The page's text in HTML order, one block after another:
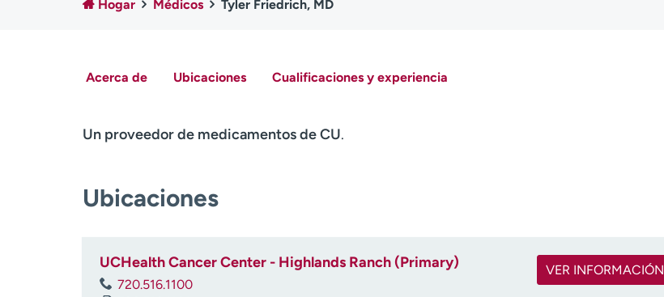
Hogar Médicos Tyler Friedrich, MD
Acerca de Ubicaciones Cualificaciones y experiencia
Un proveedor de medicamentos de CU.
Ubicaciones
UCHealth Cancer Center - Highlands Ranch (Primary)
720.516.1100
VER INFORMACIÓN